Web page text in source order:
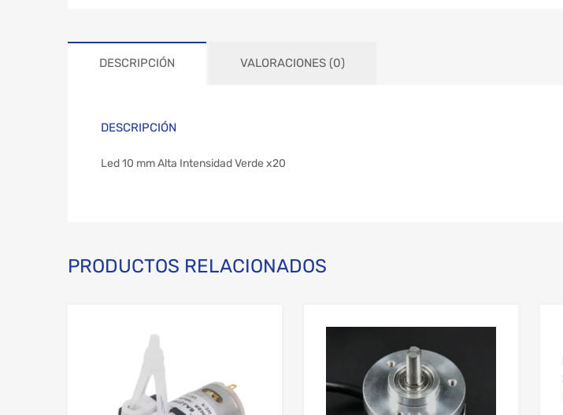
DESCRIPCIÓN VALORACIONES (0)
DESCRIPCIÓN
Led 10 mm Alta Intensidad Verde x20
PRODUCTOS RELACIONADOS
Add to